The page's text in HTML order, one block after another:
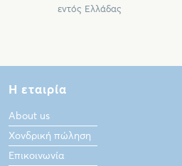
εντός Ελλάδας
Η εταιρία
About us
Χονδρική πώληση
Επικοινωνία